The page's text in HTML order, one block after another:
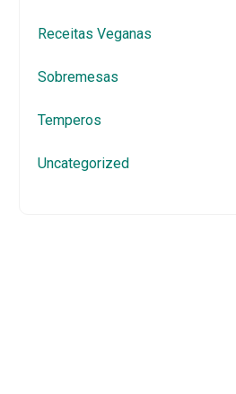
Receitas Veganas
Sobremesas
Temperos
Uncategorized